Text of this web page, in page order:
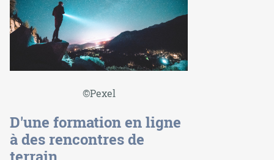
©Pexel
D'une formation en ligne
à des rencontres de